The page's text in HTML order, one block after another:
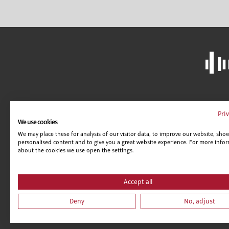
GUÍA DE CENTROS
POLÍTICA DE SEGURIDAD
CONDICIONES DE VENTA (EMPRESAS)
ALCANCE GESTIÓN DE DOCUMENTACIÓN
We use cookies
We may place these for analysis of our visitor data, to improve our website,
personalised content and to give you a great website experience. For more
about the cookies we use open the settings.
Accept all
Deny No, adjust